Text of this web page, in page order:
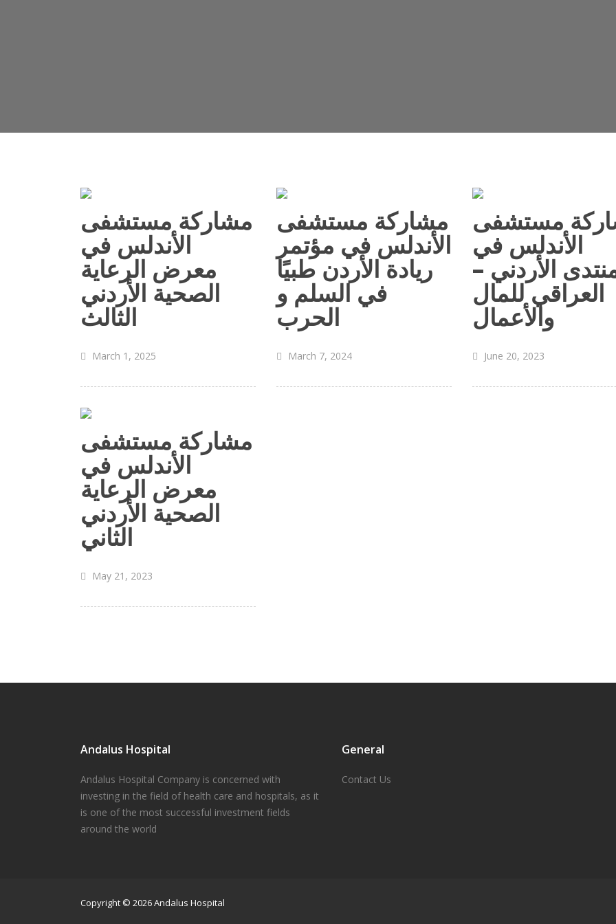
مشاركة مستشفى
الأندلس في
معرض الرعاية
الصحية الأردني
الثالث
March 1, 2025
مشاركة مستشفى
الأندلس في مؤتمر
ريادة الأردن طبيًا
في السلم و
الحرب
March 7, 2024
مستشفى
الأندلس في
الأردني –
العراقي للمال
والأعمال
June 20, 2023
مشاركة مستشفى
الأندلس في
معرض الرعاية
الصحية الأردني
الثاني
May 21, 2023
Andalus Hospital
Andalus Hospital Company is concerned with
investing in the field of health care and hospitals, as it
is one of the most successful investment fields
around the world
General
Contact Us
Copyright © 2026 Andalus Hospital